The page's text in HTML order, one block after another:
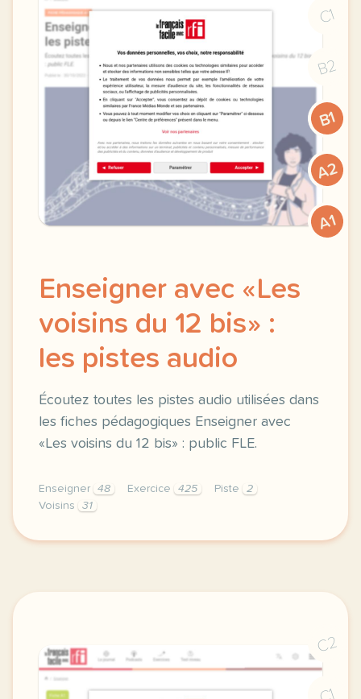
C1
B2
B1
A2
A1
Enseigner avec «Les
voisins du 12 bis» :
les pistes audio
Écoutez toutes les pistes audio utilisées dans
les fiches pédagogiques Enseigner avec
«Les voisins du 12 bis» : public FLE.
Enseigner 48 Exercice 425 Piste
2
Voisins
31
fiche pedagogique a1 enseigner avec les voisins
C2